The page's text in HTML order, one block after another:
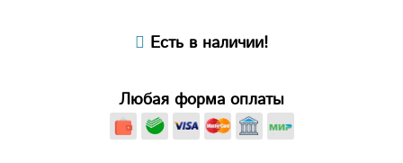
Есть в наличии!
Любая форма оплаты